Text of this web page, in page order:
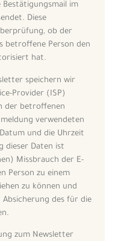
Bestätigungsmail im
Diese
ob der
betroffene Person den
hat.
speichern wir
Provider (ISP)
der betroffenen
verwendeten
und die Uhrzeit
dieser Daten ist
Missbrauch der E-
Person zu einem
zu können und
des für die
zum Newsletter